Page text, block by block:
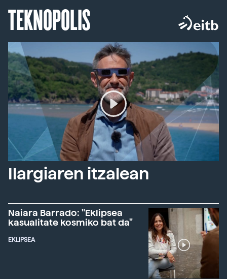
TEKNOPOLIS
Ilargiaren itzalean
Naiara Barrado: "Eklipsea
kasualitate kosmiko bat da"
EKLIPSEA